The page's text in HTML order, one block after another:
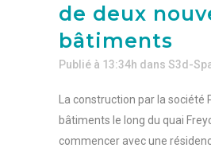
de deux
bâtiments
Publié à 13:34h dans S3d-
La construction par la société
bâtiments le long du quai
commencer avec une